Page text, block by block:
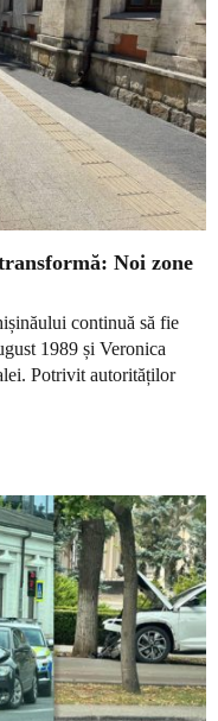
Noi zone
continuă să fie
1989 și Veronica
Potrivit autorităților